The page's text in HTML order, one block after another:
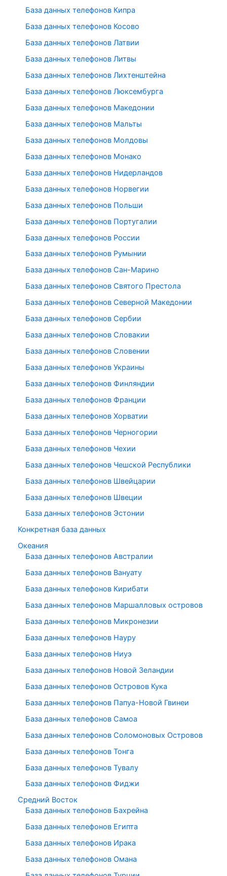
База данных телефонов Кипра
База данных телефонов Косово
База данных телефонов Латвии
База данных телефонов Литвы
База данных телефонов Лихтенштейна
База данных телефонов Люксембурга
База данных телефонов Македонии
База данных телефонов Мальты
База данных телефонов Молдовы
База данных телефонов Монако
База данных телефонов Нидерландов
База данных телефонов Норвегии
База данных телефонов Польши
База данных телефонов Португалии
База данных телефонов России
База данных телефонов Румынии
База данных телефонов Сан-Марино
База данных телефонов Святого Престола
База данных телефонов Северной Македонии
База данных телефонов Сербии
База данных телефонов Словакии
База данных телефонов Словении
База данных телефонов Украины
База данных телефонов Финляндии
База данных телефонов Франции
База данных телефонов Хорватии
База данных телефонов Черногории
База данных телефонов Чехии
База данных телефонов Чешской Республики
База данных телефонов Швейцарии
База данных телефонов Швеции
База данных телефонов Эстонии
Конкретная база данных
Океания
База данных телефонов Австралии
База данных телефонов Вануату
База данных телефонов Кирибати
База данных телефонов Маршалловых островов
База данных телефонов Микронезии
База данных телефонов Науру
База данных телефонов Ниуэ
База данных телефонов Новой Зеландии
База данных телефонов Островов Кука
База данных телефонов Папуа-Новой Гвинеи
База данных телефонов Самоа
База данных телефонов Соломоновых Островов
База данных телефонов Тонга
База данных телефонов Тувалу
База данных телефонов Фиджи
Средний Восток
База данных телефонов Бахрейна
База данных телефонов Египта
База данных телефонов Ирака
База данных телефонов Омана